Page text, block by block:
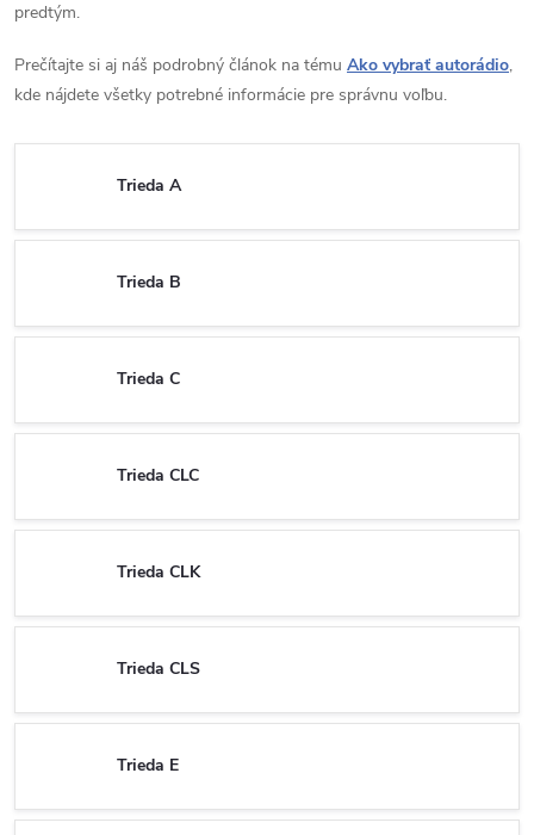
predtým.
Prečítajte si aj náš podrobný článok na tému Ako vybrať autorádio,
kde nájdete všetky potrebné informácie pre správnu voľbu.
Trieda A
Trieda B
Trieda C
Trieda CLC
Trieda CLK
Trieda CLS
Trieda E